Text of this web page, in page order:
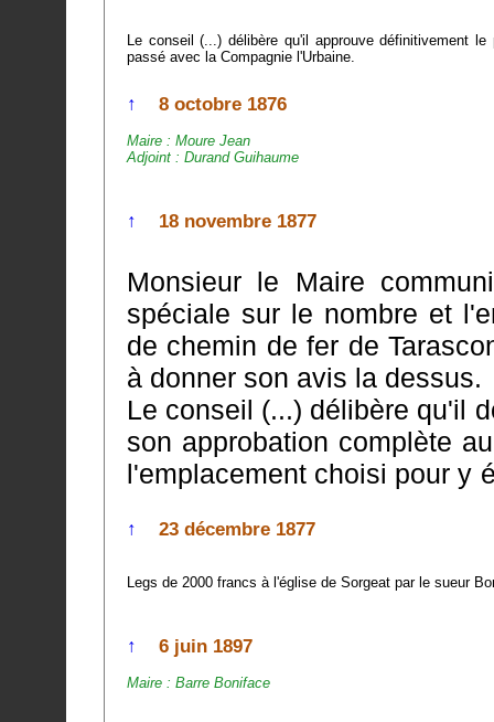
Le conseil (...) délibère qu'il approuve définitivement le projet de
passé avec la Compagnie l'Urbaine.
↑ 8 octobre 1876
Maire : Moure Jean
Adjoint : Durand Guihaume
↑ 18 novembre 1877
Monsieur le Maire
spéciale sur le nombre et
de chemin de fer de
à donner son avis la dessus.
Le conseil (...) délibère qu'il
son approbation complète au tracé qui lui est
l'emplacement choisi pour y
↑ 23 décembre 1877
Legs de 2000 francs à l'église de Sorgeat par le sueur
↑ 6 juin 1897
Maire : Barre Boniface